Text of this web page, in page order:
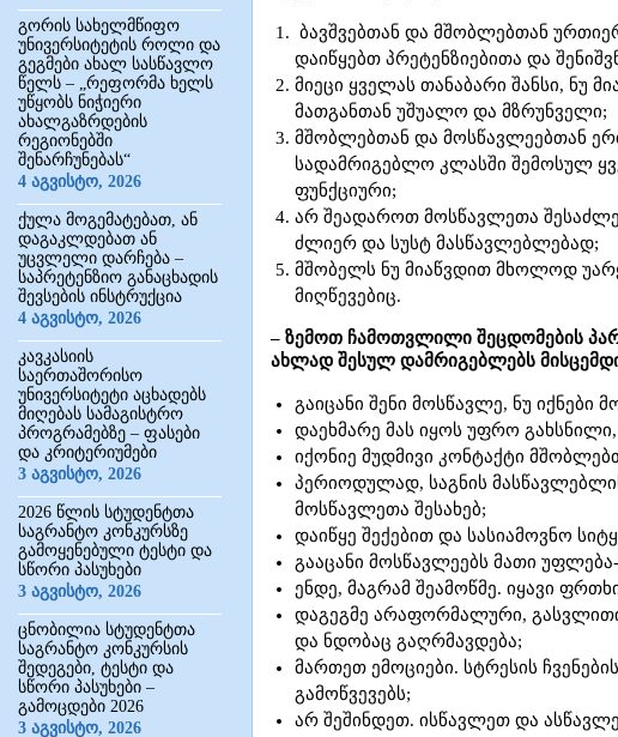
გორის სახელმწიფო
უნივერსიტეტის როლი და
გეგმები ახალ სასწავლო
წელს – „რეფორმა ხელს
უწყობს ნიჭიერი
ახალგაზრდების
რეგიონებში
შენარჩუნებას“
4 აგვისტო, 2026
ქულა მოგემატებათ, ან
დაგაკლდებათ ან
უცვლელი დარჩება –
საპრეტენზიო განაცხადის
შევსების ინსტრუქცია
4 აგვისტო, 2026
კავკასიის
საერთაშორისო
უნივერსიტეტი აცხადებს
მიღებას სამაგისტრო
პროგრამებზე – ფასები
და კრიტერიუმები
3 აგვისტო, 2026
2026 წლის სტუდენტთა
საგრანტო კონკურსზე
გამოყენებული ტესტი და
სწორი პასუხები
3 აგვისტო, 2026
ცნობილია სტუდენტთა
საგრანტო კონკურსის
შედეგები, ტესტი და
სწორი პასუხები –
გამოცდები 2026
3 აგვისტო, 2026
ბავშვებთან და მშობლებთან
დაიწყებთ პრეტენზიებითა და
მიეცი ყველას თანაბარი შანსი, ნუ
მათგანთან უშუალო და მზრუნველი;
მშობლებთან და მოსწავლეებთან
სადამრიგებლო კლასში შემოსულ
ფუნქციური;
არ შეადაროთ მოსწავლეთა
ძლიერ და სუსტ მასწავლებლებად;
მშობელს ნუ მიაწვდით მხოლოდ
მიღწევებიც.
– ზემოთ ჩამოთვლილი შეცდომების
ახლად შესულ დამრიგებლებს
გაიცანი შენი მოსწავლე, ნუ
დაეხმარე მას იყოს უფრო
იქონიე მუდმივი კონტაქტი
პერიოდულად, საგნის
მოსწავლეთა შესახებ;
დაიწყე შექებით და სასიამოვნო
გააცანი მოსწავლეებს მათი
ენდე, მაგრამ შეამოწმე. იყავი
დაგეგმე არაფორმალური,
და ნდობაც გაღრმავდება;
მართეთ ემოციები. სტრესის
გამოწვევებს;
არ შეშინდეთ. ისწავლეთ და